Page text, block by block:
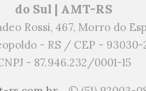
do Sul | AMT-RS
Rossi, 467, Morro do
- RS / CEP - 93030-
- 87.946.232/0001-15